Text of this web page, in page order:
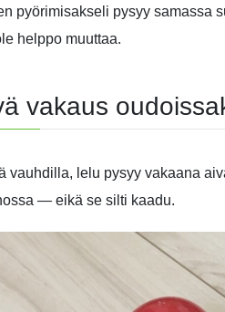
pyörimisakseli pysyy samassa
helppo muuttaa.
vakaus
vauhdilla, lelu pysyy vakaana
— eikä se silti kaadu.